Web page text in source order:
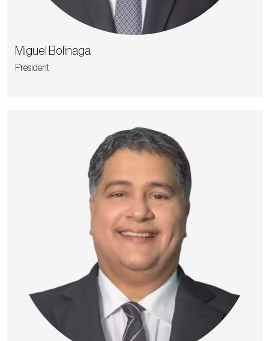
Miguel Bolinaga
President